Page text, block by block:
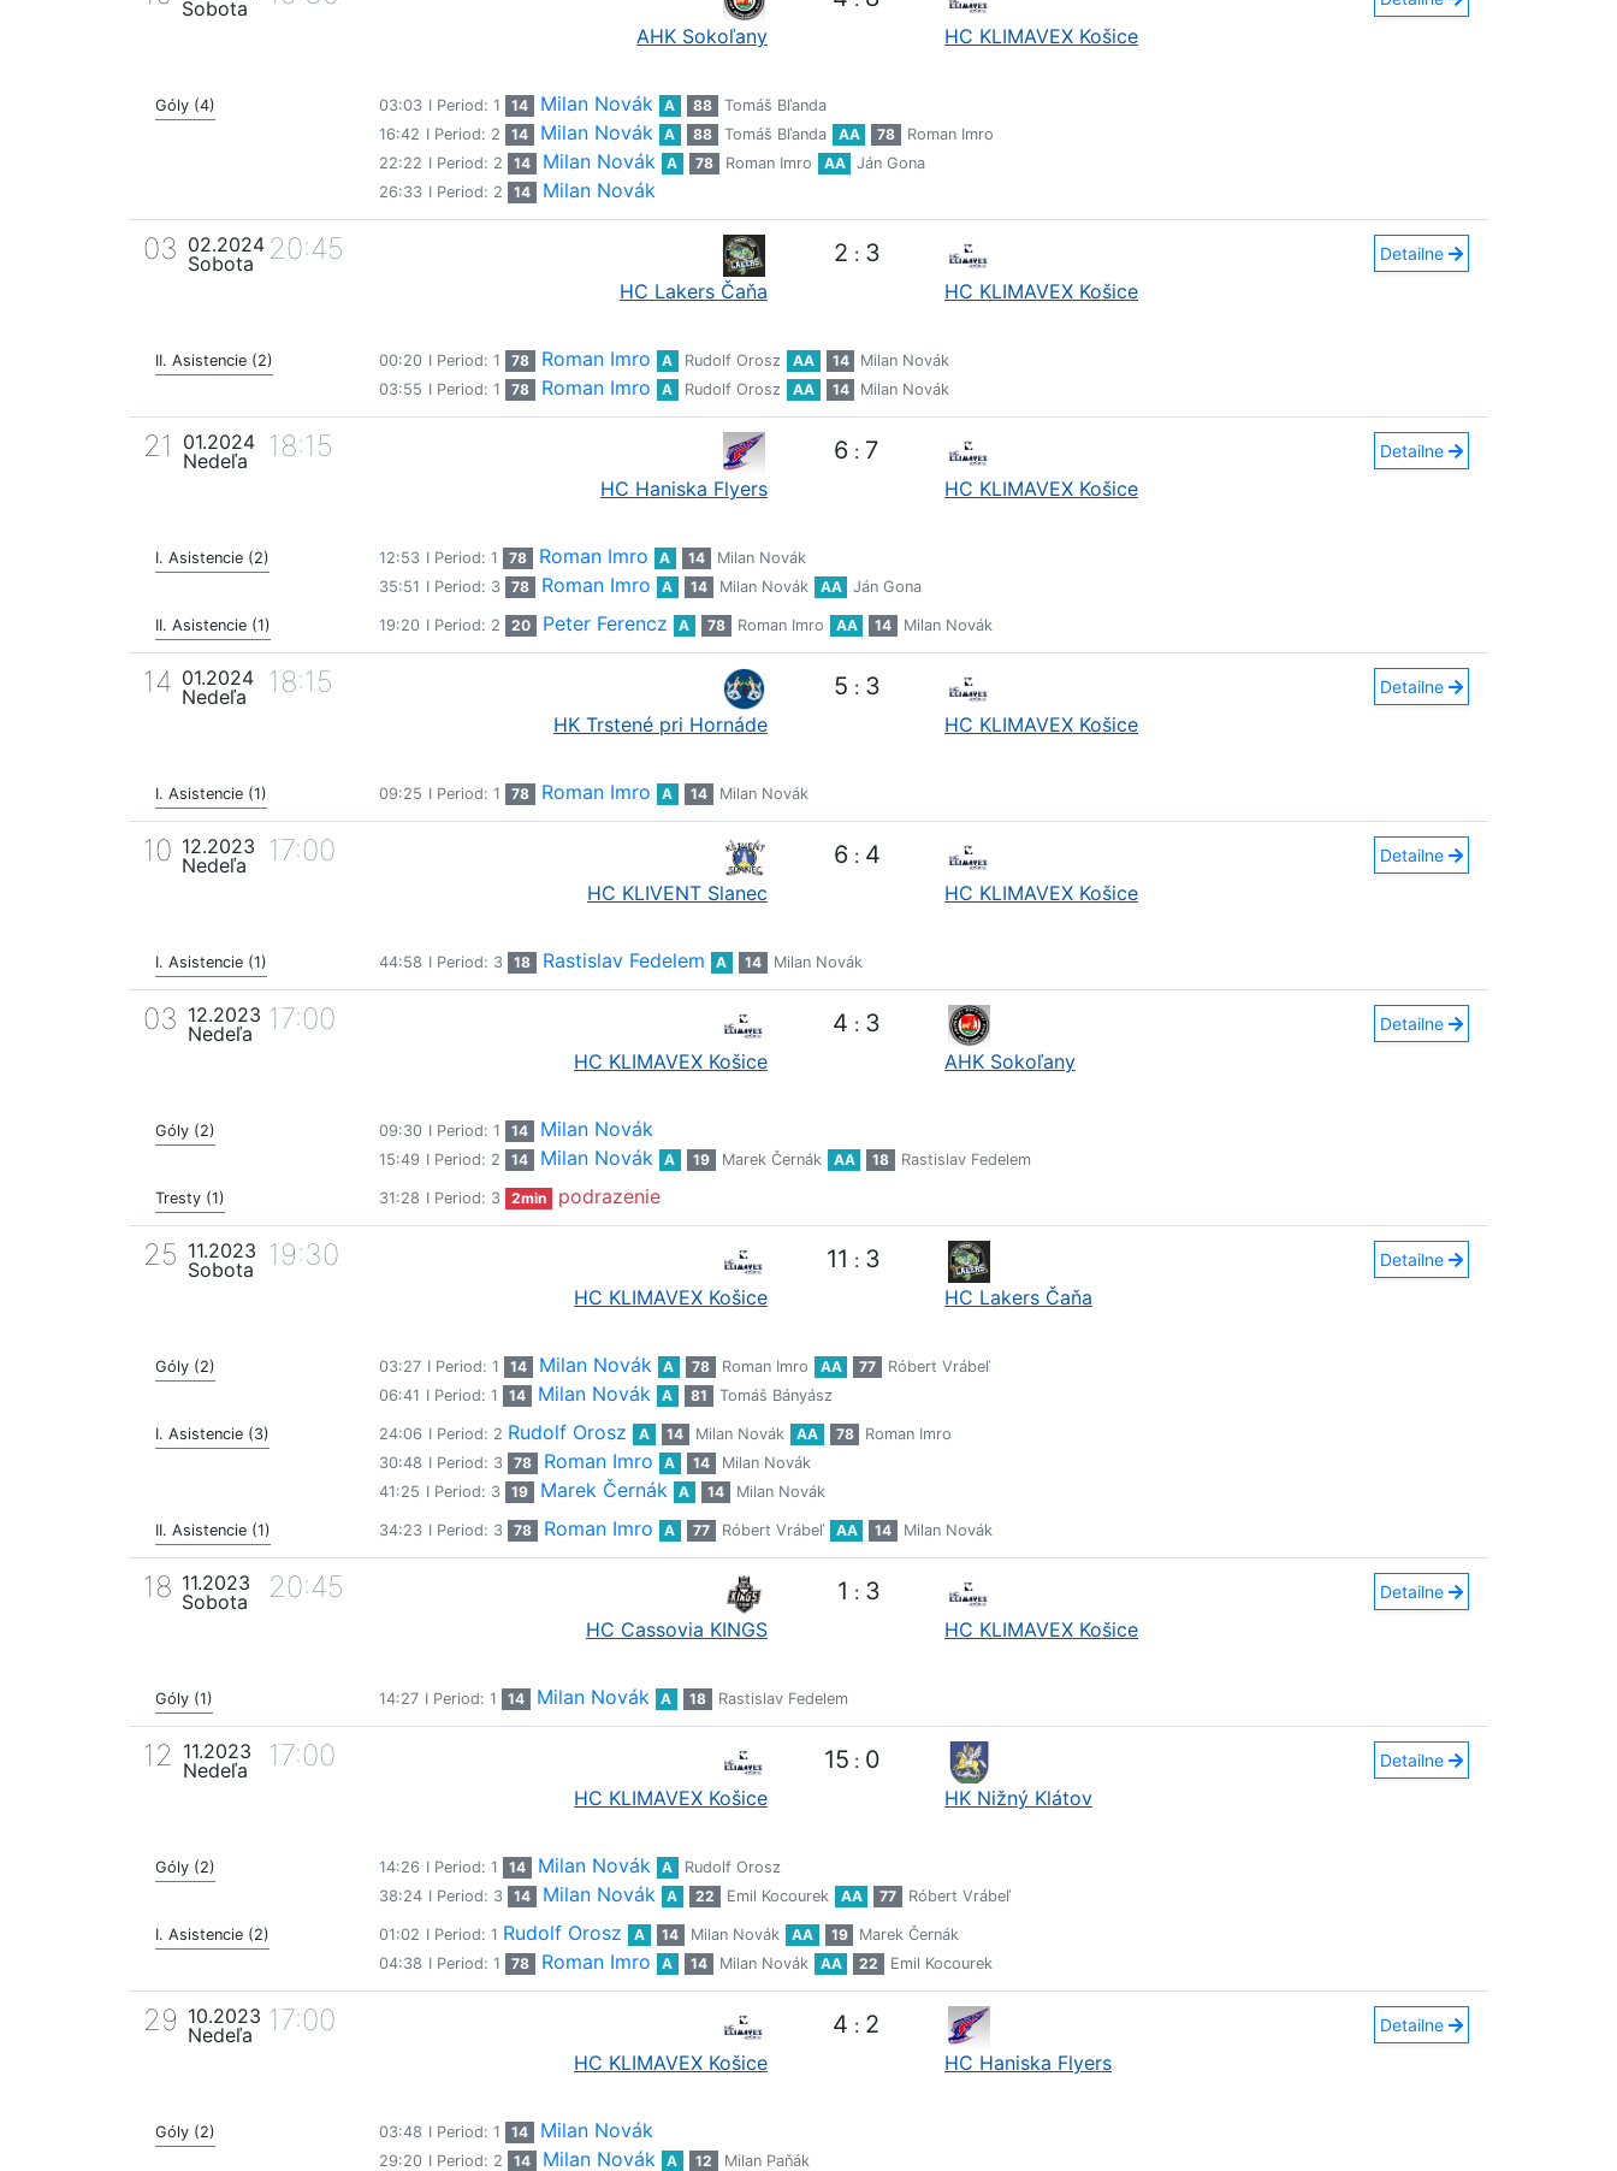
Sobota
AHK Sokoľany HC KLIMAVEX Košice
Góly (4) 03:03 I Period: 1 14 Milan Novák A 88
Tomáš Bľanda
16:42 I Period: 2 14 Milan Novák A 88 Tomáš Bľanda AA 78
Roman Imro
22:22 I Period: 2 14 Milan Novák A 78 Roman Imro AA
Ján Gona
26:33 I Period: 2 14 Milan Novák
03 02.2024
Sobota
20:45
HC Lakers Čaňa
2 : 3
HC KLIMAVEX Košice
Detailne
II. Asistencie (2) 00:20 I Period: 1 78 Roman Imro A Rudolf Orosz AA 14
Milan Novák
03:55 I Period: 1 78 Roman Imro A Rudolf Orosz AA 14 Milan Novák
21
01.2024
Nedeľa
18:15
HC Haniska Flyers
6 : 7
HC KLIMAVEX Košice
Detailne
I. Asistencie (2) 12:53 I Period: 1 78 Roman Imro A 14
Milan Novák
35:51 I Period: 3 78 Roman Imro A 14 Milan Novák AA Ján Gona
II. Asistencie (1) 19:20 I Period: 2 20 Peter Ferencz A 78 Roman Imro AA 14 Milan Novák
14 01.2024
Nedeľa
18:15
HK Trstené pri Hornáde
5 : 3
HC KLIMAVEX Košice
Detailne
I. Asistencie (1) 09:25 I Period: 1 78 Roman Imro A 14 Milan Novák
10 12.2023
Nedeľa
17:00
HC KLIVENT Slanec
6 : 4
HC KLIMAVEX Košice
Detailne
I. Asistencie (1) 44:58 I Period: 3 18 Rastislav Fedelem A 14 Milan Novák
03 12.2023
Nedeľa
17:00
HC KLIMAVEX Košice
4 : 3
AHK Sokoľany
Detailne
Góly (2) 09:30 I Period: 1 14 Milan Novák
15:49 I Period: 2 14 Milan Novák A 19 Marek Černák AA 18 Rastislav Fedelem
Tresty (1) 31:28 I Period: 3 2min podrazenie
25 11.2023
Sobota
19:30
HC KLIMAVEX Košice
11 : 3
HC Lakers Čaňa
Detailne
Góly (2) 03:27 I Period: 1 14 Milan Novák A 78 Roman Imro AA 77
Róbert Vrábeľ
06:41 I Period: 1 14 Milan Novák A 81 Tomáš Bányász
I. Asistencie (3) 24:06 I Period: 2 Rudolf Orosz A 14 Milan Novák AA 78
Roman Imro
30:48 I Period: 3 78 Roman Imro A 14
Milan Novák
41:25 I Period: 3 19 Marek Černák A 14 Milan Novák
II. Asistencie (1) 34:23 I Period: 3 78 Roman Imro A 77 Róbert Vrábeľ AA 14 Milan Novák
18 11.2023
Sobota
20:45
HC Cassovia KINGS
1 : 3
HC KLIMAVEX Košice
Detailne
Góly (1) 14:27 I Period: 1 14 Milan Novák A 18 Rastislav Fedelem
12 11.2023
Nedeľa
17:00
HC KLIMAVEX Košice
15 : 0
HK Nižný Klátov
Detailne
Góly (2) 14:26 I Period: 1 14 Milan Novák A
Rudolf Orosz
38:24 I Period: 3 14 Milan Novák A 22 Emil Kocourek AA 77 Róbert Vrábeľ
I. Asistencie (2) 01:02 I Period: 1 Rudolf Orosz A 14 Milan Novák AA 19
Marek Černák
04:38 I Period: 1 78 Roman Imro A 14 Milan Novák AA 22 Emil Kocourek
29 10.2023
Nedeľa
17:00
HC KLIMAVEX Košice
4 : 2
HC Haniska Flyers
Detailne
Góly (2) 03:48 I Period: 1 14 Milan Novák
29:20 I Period: 2 14 Milan Novák A 12 Milan Paňák